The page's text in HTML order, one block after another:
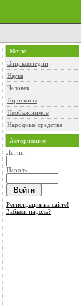
Меню
Энциклопедии
Наука
Человек
Гороскопы
Необъяснимое
Народные средства
Авторизация
Логин:
Пароль:
Регистрация на сайте!
Забыли пароль?